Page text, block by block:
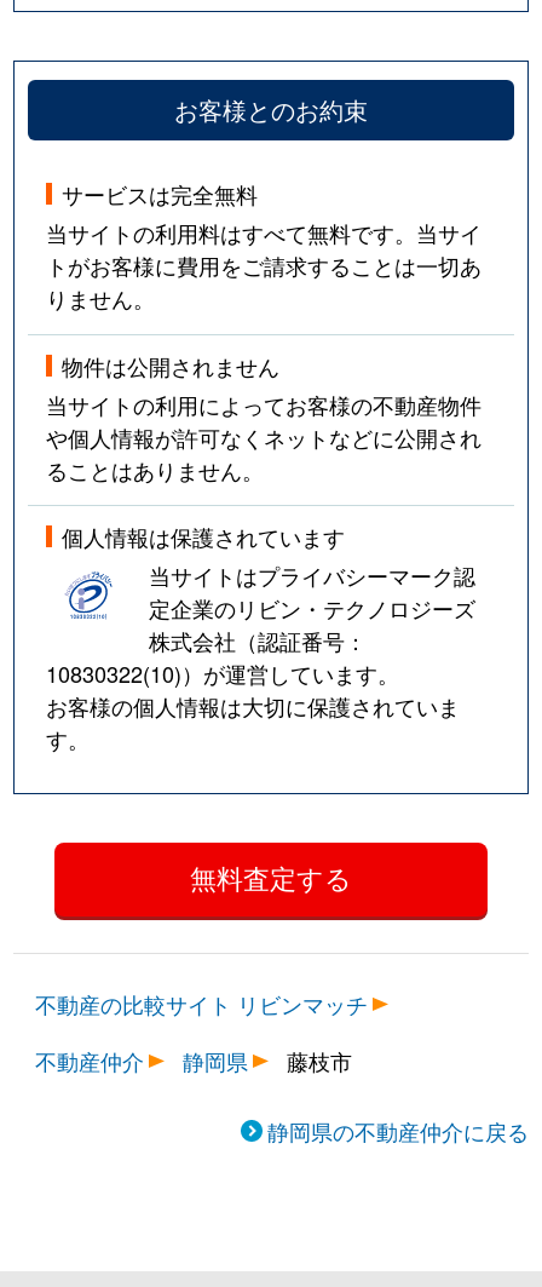
お客様とのお約束
サービスは完全無料
当サイトの利用料はすべて無料です。当サイ
トがお客様に費用をご請求することは一切あ
りません。
物件は公開されません
当サイトの利用によってお客様の不動産物件
や個人情報が許可なくネットなどに公開され
ることはありません。
個人情報は保護されています
当サイトはプライバシーマーク認
定企業のリビン・テクノロジーズ
株式会社（認証番号：
10830322(10)）が運営しています。
お客様の個人情報は大切に保護されていま
す。
不動産の比較サイト リビンマッチ
不動産仲介
静岡県 藤枝市
静岡県の不動産仲介に戻る